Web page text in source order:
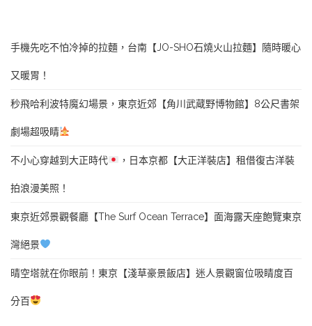
手機先吃不怕冷掉的拉麵，台南【JO-SHO石燒火山拉麵】隨時暖心
又暖胃！
秒飛哈利波特魔幻場景，東京近郊【角川武蔵野博物館】8公尺書架
劇場超吸睛
不小心穿越到大正時代 ，日本京都【大正洋裝店】租借復古洋裝
拍浪漫美照！
東京近郊景觀餐廳【The Surf Ocean Terrace】面海露天座飽覽東京
灣絕景
晴空塔就在你眼前！東京【淺草豪景飯店】迷人景觀窗位吸睛度百
分百